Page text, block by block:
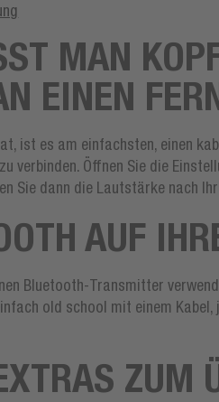
MAN
EINEN
ist es am einfachsten, einen
verbinden. Öffnen Sie die
Sie dann die Lautstärke nach
AUF
Bluetooth-Transmitter
old school mit einem
ZUM